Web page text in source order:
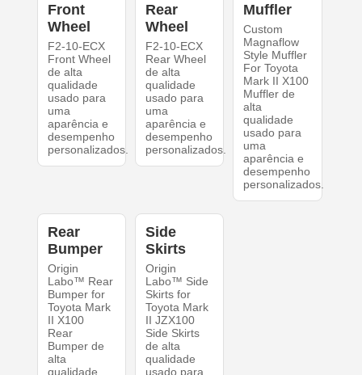
Front
Wheel
F2-10-ECX
Front Wheel
de alta
qualidade
usado para
uma
aparência e
desempenho
personalizados.
Rear
Wheel
F2-10-ECX
Rear Wheel
de alta
qualidade
usado para
uma
aparência e
desempenho
personalizados.
Muffler
Custom
Magnaflow
Style Muffler
For Toyota
Mark II X100
Muffler de
alta
qualidade
usado para
uma
aparência e
desempenho
personalizados.
Rear
Bumper
Origin
Labo™ Rear
Bumper for
Toyota Mark
II X100
Rear
Bumper de
alta
qualidade
Side
Skirts
Origin
Labo™ Side
Skirts for
Toyota Mark
II JZX100
Side Skirts
de alta
qualidade
usado para